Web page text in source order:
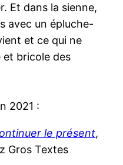
Et dans la sienne,
avec un épluche-
et ce qui ne
et bricole des
2021 :
le présent,
Gros Textes